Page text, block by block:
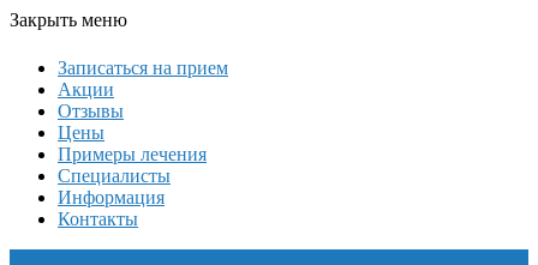
Закрыть меню
Записаться на прием
Акции
Отзывы
Цены
Примеры лечения
Специалисты
Информация
Контакты